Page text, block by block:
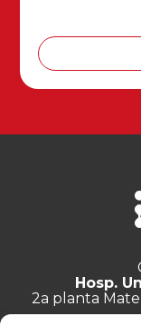
Hosp.
2a planta